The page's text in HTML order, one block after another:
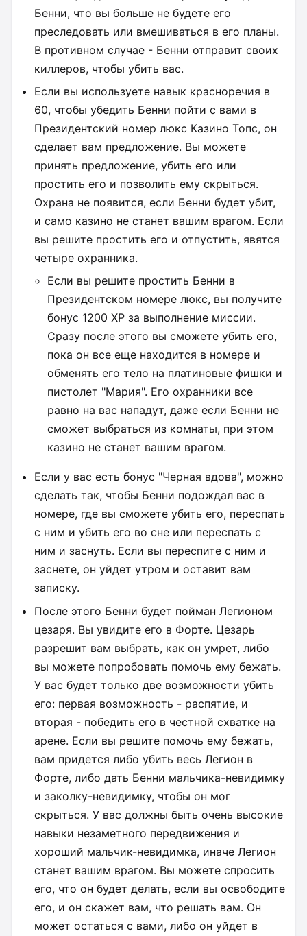
Бенни, что вы больше не будете его
преследовать или вмешиваться в его планы.
В противном случае - Бенни отправит своих
киллеров, чтобы убить вас.
Если вы используете навык красноречия в
60, чтобы убедить Бенни пойти с вами в
Президентский номер люкс Казино Топс, он
сделает вам предложение. Вы можете
принять предложение, убить его или
простить его и позволить ему скрыться.
Охрана не появится, если Бенни будет убит,
и само казино не станет вашим врагом. Если
вы решите простить его и отпустить, явятся
четыре охранника.
Если вы решите простить Бенни в
Президентском номере люкс, вы получите
бонус 1200 ХР за выполнение миссии.
Сразу после этого вы сможете убить его,
пока он все еще находится в номере и
обменять его тело на платиновые фишки и
пистолет "Мария". Его охранники все
равно на вас нападут, даже если Бенни не
сможет выбраться из комнаты, при этом
казино не станет вашим врагом.
Если у вас есть бонус "Черная вдова", можно
сделать так, чтобы Бенни подождал вас в
номере, где вы сможете убить его, переспать
с ним и убить его во сне или переспать с
ним и заснуть. Если вы переспите с ним и
заснете, он уйдет утром и оставит вам
записку.
После этого Бенни будет пойман Легионом
цезаря. Вы увидите его в Форте. Цезарь
разрешит вам выбрать, как он умрет, либо
вы можете попробовать помочь ему бежать.
У вас будет только две возможности убить
его: первая возможность - распятие, и
вторая - победить его в честной схватке на
арене. Если вы решите помочь ему бежать,
вам придется либо убить весь Легион в
Форте, либо дать Бенни мальчика-невидимку
и заколку-невидимку, чтобы он мог
скрыться. У вас должны быть очень высокие
навыки незаметного передвижения и
хороший мальчик-невидимка, иначе Легион
станет вашим врагом. Вы можете спросить
его, что он будет делать, если вы освободите
его, и он скажет вам, что решать вам. Он
может остаться с вами, либо он уйдет в